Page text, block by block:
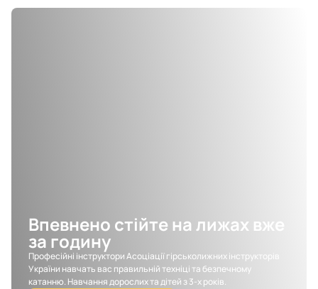
Впевнено стійте на лижах вже
за годину
Професійні інструктори Асоціації гірськолижних інструкторів
України навчать вас правильній техніці та безпечному
катанню. Навчання дорослих та дітей з 3-х років.